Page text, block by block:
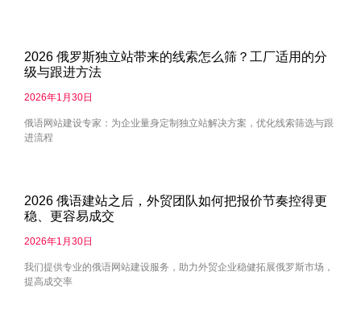
2026 俄罗斯独立站带来的线索怎么筛？工厂适用的分
级与跟进方法
2026年1月30日
俄语网站建设专家：为企业量身定制独立站解决方案，优化线索筛选与跟
进流程
2026 俄语建站之后，外贸团队如何把报价节奏控得更
稳、更容易成交
2026年1月30日
我们提供专业的俄语网站建设服务，助力外贸企业稳健拓展俄罗斯市场，
提高成交率